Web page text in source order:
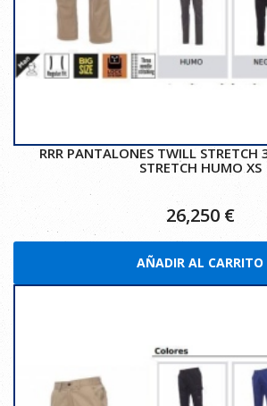
RRR PANTALONES TWILL STRETCH
STRETCH HUMO XS
26,250 €
AÑADIR AL CARRITO